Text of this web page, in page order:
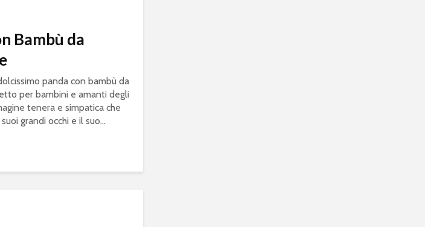
Bambù da
panda con bambù da
per bambini e amanti degli
tenera e simpatica che
grandi occhi e il suo...